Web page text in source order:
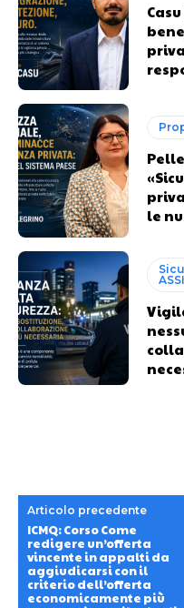
le
Articolo precedente
ICMQ: Corso Come
redigere un’offerta
vincente in appalti da
aggiudicarsi con il
criterio dell’offerta
economicamente più